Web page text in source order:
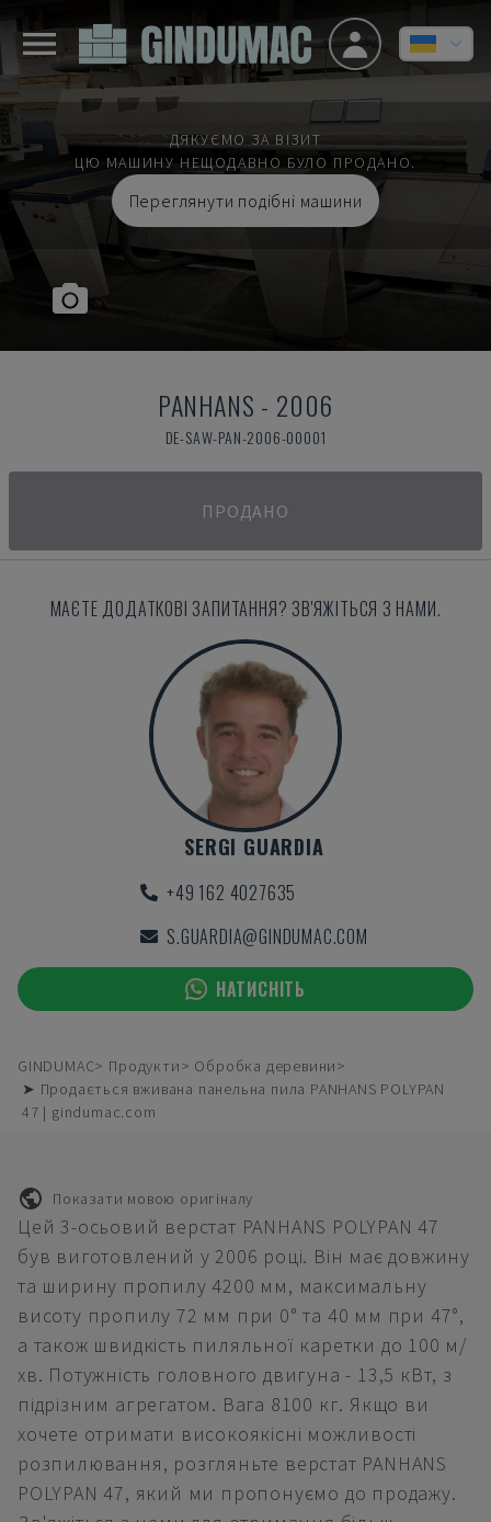
ДЯКУЄМО ЗА ВІЗИТ
ЦЮ МАШИНУ НЕЩОДАВНО БУЛО ПРОДАНО.
Переглянути подібні машини
PANHANS - 2006
DE-SAW-PAN-2006-00001
ПРОДАНО
МАЄТЕ ДОДАТКОВІ ЗАПИТАННЯ? ЗВ'ЯЖІТЬСЯ З НАМИ.
SERGI GUARDIA
+49 162 4027635
S.GUARDIA@GINDUMAC.COM
НАТИСНІТЬ
GINDUMAC Продукти
Обробка деревини
➤ Продається вживана панельна пила PANHANS POLYPAN
47 | gindumac.com
Показати мовою оригіналу
Цей 3-осьовий верстат PANHANS POLYPAN 47
був виготовлений у 2006 році. Він має довжину
та ширину пропилу 4200 мм, максимальну
висоту пропилу 72 мм при 0° та 40 мм при 47°,
а також швидкість пиляльної каретки до 100 м/
хв. Потужність головного двигуна - 13,5 кВт, з
підрізним агрегатом. Вага 8100 кг. Якщо ви
хочете отримати високоякісні можливості
розпилювання, розгляньте верстат PANHANS
POLYPAN 47, який ми пропонуємо до продажу.